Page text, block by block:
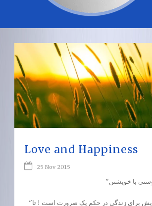
Love and Happiness
25 Nov 2015
“دوست داشتن خویش برای زندگی در حکم یک ضرورت است ! تا